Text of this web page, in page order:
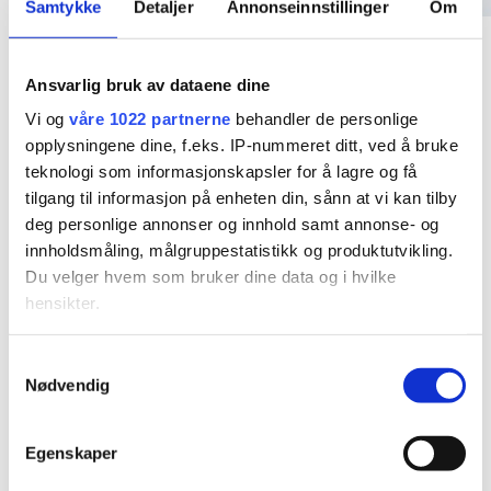
Samtykke Detaljer Annonseinnstillinger Om
Ansvarlig bruk av dataene dine
Vi og våre 1022 partnerne behandler de personlige
opplysningene dine, f.eks. IP-nummeret ditt, ved å bruke
teknologi som informasjonskapsler for å lagre og få
tilgang til informasjon på enheten din, sånn at vi kan tilby
deg personlige annonser og innhold samt annonse- og
innholdsmåling, målgruppestatistikk og produktutvikling.
Du velger hvem som bruker dine data og i hvilke
hensikter.
Innhente informasjon om den geografiske
Identifisere enheten din ved å aktivt skanne den
Nødvendig
Egenskaper
jobb bak et klesplagg
Så da endte det med at jeg
valgte å ta inn klesmerker som jeg selv elsker og har selv
handlet i storbyene. Fredrikstad er jo en liten storby (i følge
oss selv i allefall
vintageinspirert klesbutikk som de andre kule byene har?
Resten er historie og i dag er Emm K. en liten bedrift
med fine vikarer og støttespillere og kanskje de kuleste
kundene?
5 år er gått, spennende å se hva de neste 5
vil by på! Takk til dere alle, love you all
Accessories
kr 349,00
Kjøp nå!
Accessories
kr349,00
Kjøp nå!